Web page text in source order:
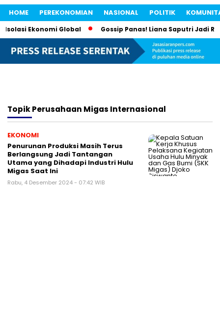
HOME PEREKONOMIAN NASIONAL POLITIK
Ekonomi Global Gossip Panas! Liana Saputri Jadi
TopikPerusahaan Migas Internasional
EKONOMI
Penurunan Produksi Masih Terus
Berlangsung Jadi Tantangan
Utama yang Dihadapi Industri Hulu
Migas Saat Ini
Rabu, 4 Desember 2024 - 07:42 WIB